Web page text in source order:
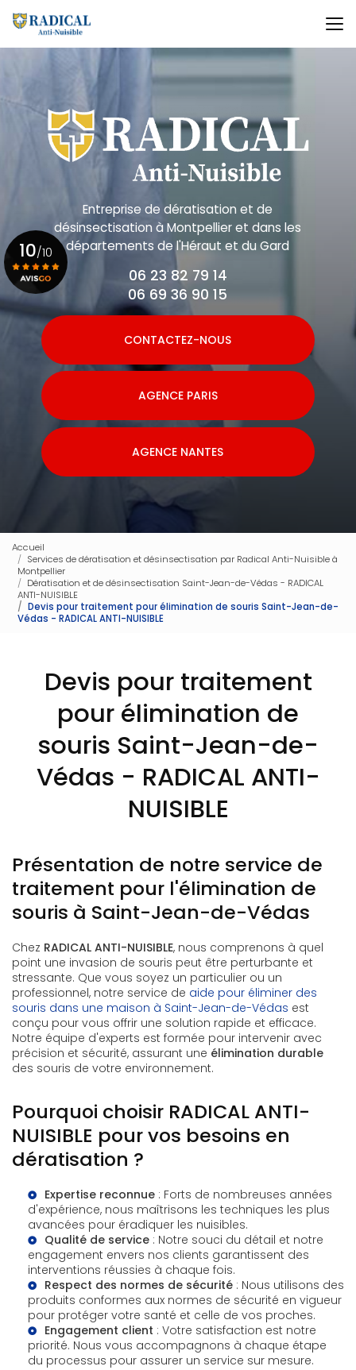
au
contenu
principal
Entreprise de dératisation et de
désinsectisationà Montpellier et dans les
départements de l'Héraut et du Gard
06 23 82 79 14
06 69 36 90 15
CONTACTEZ-NOUS
AGENCE PARIS
AGENCE NANTES
10/10
Voir le certificat
Accueil
Services de dératisation et désinsectisation par Radical Anti-Nuisible à
Montpellier
Dératisation et de désinsectisation Saint-Jean-de-Védas - RADICAL
ANTI-NUISIBLE
Devis pour traitement pour élimination de souris Saint-Jean-de-
Védas - RADICAL ANTI-NUISIBLE
Devis pour traitement
pour élimination de
souris Saint-Jean-de-
Védas - RADICAL ANTI-
NUISIBLE
Présentation de notre service de
traitement pour l'élimination de
souris à Saint-Jean-de-Védas
Chez RADICAL ANTI-NUISIBLE, nous comprenons à quel
point une invasion de souris peut être perturbante et
stressante. Que vous soyez un particulier ou un
professionnel, notre service de aide pour éliminer des
souris dans une maison à Saint-Jean-de-Védas est
conçu pour vous offrir une solution rapide et efficace.
Notre équipe d'experts est formée pour intervenir avec
précision et sécurité, assurant une élimination durable
des souris de votre environnement.
Pourquoi choisir RADICAL ANTI-
NUISIBLE pour vos besoins en
dératisation ?
Expertise reconnue : Forts de nombreuses années
d'expérience, nous maîtrisons les techniques les plus
avancées pour éradiquer les nuisibles.
Qualité de service : Notre souci du détail et notre
engagement envers nos clients garantissent des
interventions réussies à chaque fois.
Respect des normes de sécurité : Nous utilisons des
produits conformes aux normes de sécurité en vigueur
pour protéger votre santé et celle de vos proches.
Engagement client : Votre satisfaction est notre
priorité. Nous vous accompagnons à chaque étape
du processus pour assurer un service sur mesure.